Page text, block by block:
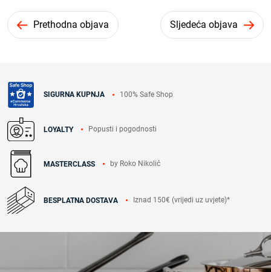
Prethodna objava Sljedeća objava
SIGURNA KUPNJA 100% Safe Shop
LOYALTY Popusti i pogodnosti
MASTERCLASS by Roko Nikolić
BESPLATNA DOSTAVA Iznad 150€ (vrijedi uz uvjete)*